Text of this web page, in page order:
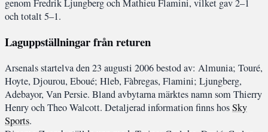
genom Fredrik Ljungberg och Mathieu Flamini, vilket gav 2–1
och totalt 5–1.
Laguppställningar från returen
Arsenals startelva den 23 augusti 2006 bestod av: Almunia; Touré,
Hoyte, Djourou, Eboué; Hleb, Fàbregas, Flamini; Ljungberg,
Adebayor, Van Persie. Bland avbytarna märktes namn som Thierry
Henry och Theo Walcott. Detaljerad information finns hosSky
Sports.